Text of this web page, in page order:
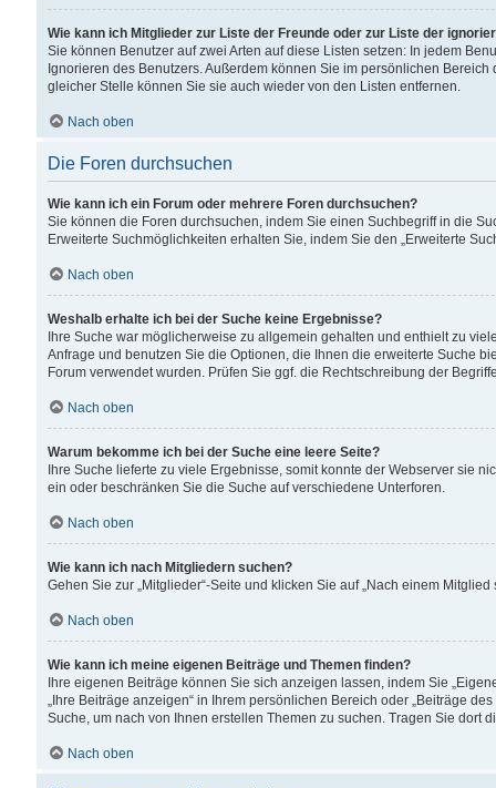
Wie kann ich Mitglieder zur Liste der Freunde oder zur Liste der
Sie können Benutzer auf zwei Arten auf diese Listen setzen: In jedem
Ignorieren des Benutzers. Außerdem können Sie im persönlichen
gleicher Stelle können Sie sie auch wieder von den Listen entfernen.
Nach oben
Die Foren durchsuchen
Wie kann ich ein Forum oder mehrere Foren durchsuchen?
Sie können die Foren durchsuchen, indem Sie einen Suchbegriff in die
Erweiterte Suchmöglichkeiten erhalten Sie, indem Sie den „Erweiterte
Nach oben
Weshalb erhalte ich bei der Suche keine Ergebnisse?
Ihre Suche war möglicherweise zu allgemein gehalten und enthielt zu
Anfrage und benutzen Sie die Optionen, die Ihnen die erweiterte Suche
Forum verwendet wurden. Prüfen Sie ggf. die Rechtschreibung der
Nach oben
Warum bekomme ich bei der Suche eine leere Seite?
Ihre Suche lieferte zu viele Ergebnisse, somit konnte der Webserver sie
ein oder beschränken Sie die Suche auf verschiedene Unterforen.
Nach oben
Wie kann ich nach Mitgliedern suchen?
Gehen Sie zur „Mitglieder“-Seite und klicken Sie auf „Nach einem Mitglied
Nach oben
Wie kann ich meine eigenen Beiträge und Themen finden?
Ihre eigenen Beiträge können Sie sich anzeigen lassen, indem Sie
„Ihre Beiträge anzeigen“ in Ihrem persönlichen Bereich oder „Beiträge
Suche, um nach von Ihnen erstellen Themen zu suchen. Tragen Sie dort
Nach oben